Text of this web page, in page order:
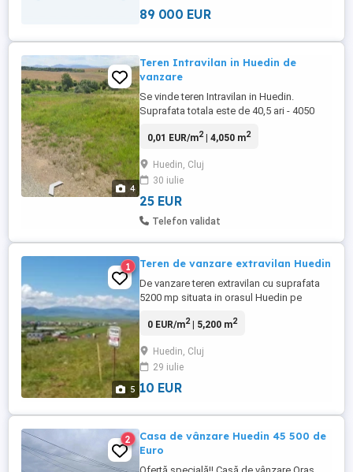
89 000 EUR
4
Teren Intravilan in Huedin de
vanzare
Se vinde teren Intravilan in Huedin.
Suprafata totala este de 40,5 ari - 4050
Utilitatile ( apa, curent, gaz) la limita de
0,01 EUR/m2| 4,050 m2
Huedin, Cluj
30 iulie
25 EUR
Telefon validat
5
1 Teren de vanzare extravilan Huedin
De vanzare teren extravilan cu suprafata
5200 mp situata in orasul Huedin pe
constructie cabane , service ,sau alte
frumoasa. Terenul are doi proprietari cu
parti egale (2x2600 mp).Actele sunt in
regula. Pretul este 10 ...
0 EUR/m2| 5,200 m2
Huedin, Cluj
29 iulie
10 EUR
2
Casa de vânzare Huedin 45 500 de
Euro